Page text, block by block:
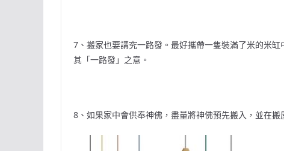
7、搬家也要講究一路發。最好攜帶一隻裝滿了米的米
其「一路發」之意。
8、如果家中會供奉神佛，盡量將神佛預先搬入，並在